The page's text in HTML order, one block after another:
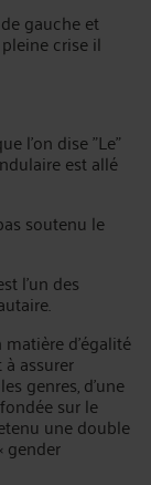
gauche et
crise il
l'on dise "Le"
est allé
soutenu le
l'un des
matière d'égalité
assurer
genres, d'une
sur le
une double
gender